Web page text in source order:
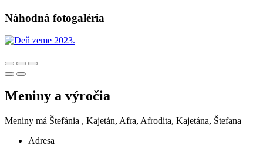
Náhodná fotogaléria
Meniny a výročia
Meniny má Štefánia , Kajetán, Afra, Afrodita, Kajetána, Štefana
Adresa